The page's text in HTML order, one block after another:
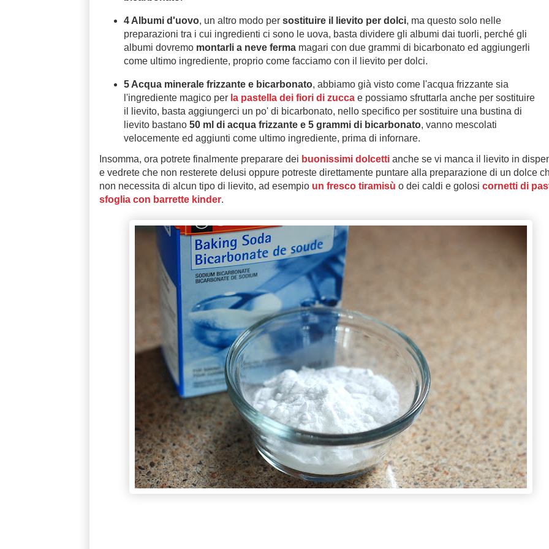
4 Albumi d'uovo, un altro modo per sostituire il lievito per dolci, ma questo solo nelle
preparazioni tra i cui ingredienti ci sono le uova, basta dividere gli albumi dai tuorli, perché gli
albumi dovremomontarli a neve ferma magari con due grammi di bicarbonato ed aggiungerli
come ultimo ingrediente, proprio come facciamo con il lievito per dolci.
5 Acqua minerale frizzante e bicarbonato, abbiamo già visto come l'acqua frizzante sia
l'ingrediente magico per la pastella dei fiori di zucca e possiamo sfruttarla anche per sostituire
il lievito, basta aggiungerci un po' di bicarbonato, nello specifico per sostituire una bustina di
lievito bastano 50 ml di acqua frizzante e 5 grammi di bicarbonato, vanno mescolati
velocemente ed aggiunti come ultimo ingrediente, prima di infornare.
Insomma, ora potrete finalmente preparare dei buonissimi dolcetti anche se vi manca il lievito in
e vedrete che non resterete delusi oppure potreste direttamente puntare alla preparazione di un dolce
non necessita di alcun tipo di lievito, ad esempioun fresco tiramisù o dei caldi e golosi cornetti di
sfoglia con barrette kinder.